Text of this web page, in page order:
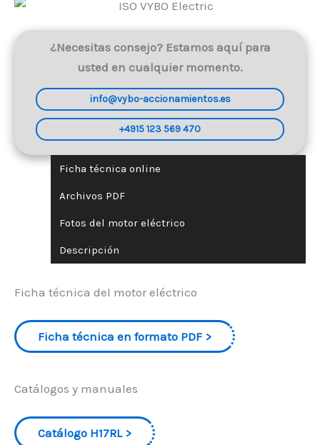
¿Necesitas consejo? Estamos aquí para
usted en cualquier momento.
info@vybo-accionamientos.es
+4915 123 569 470
Ficha técnica online
Archivos PDF
Fotos del motor eléctrico
Descripción
Ficha técnica del motor eléctrico
Ficha técnica en formato PDF
Catálogos y manuales
Catálogo H17RL